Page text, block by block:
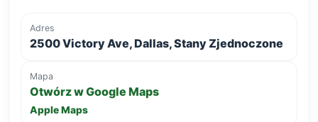
Adres
2500 Victory Ave, Dallas, Stany Zjednoczone
Mapa
Otwórz w Google Maps
Apple Maps